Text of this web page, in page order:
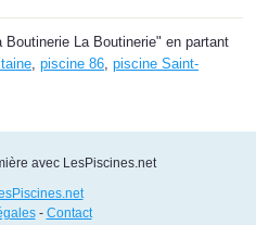
La Boutinerie" en partant
, piscine 86, piscine Saint-
avec LesPiscines.net
- Contact